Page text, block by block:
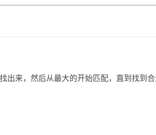
出来，然后从最大的开始匹配，直到找到